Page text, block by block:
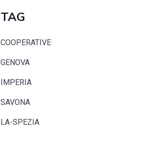
TAG
COOPERATIVE
GENOVA
IMPERIA
SAVONA
LA-SPEZIA